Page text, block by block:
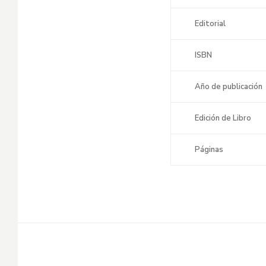
Editorial
ISBN
Año de publicación
Edición de Libro
Páginas